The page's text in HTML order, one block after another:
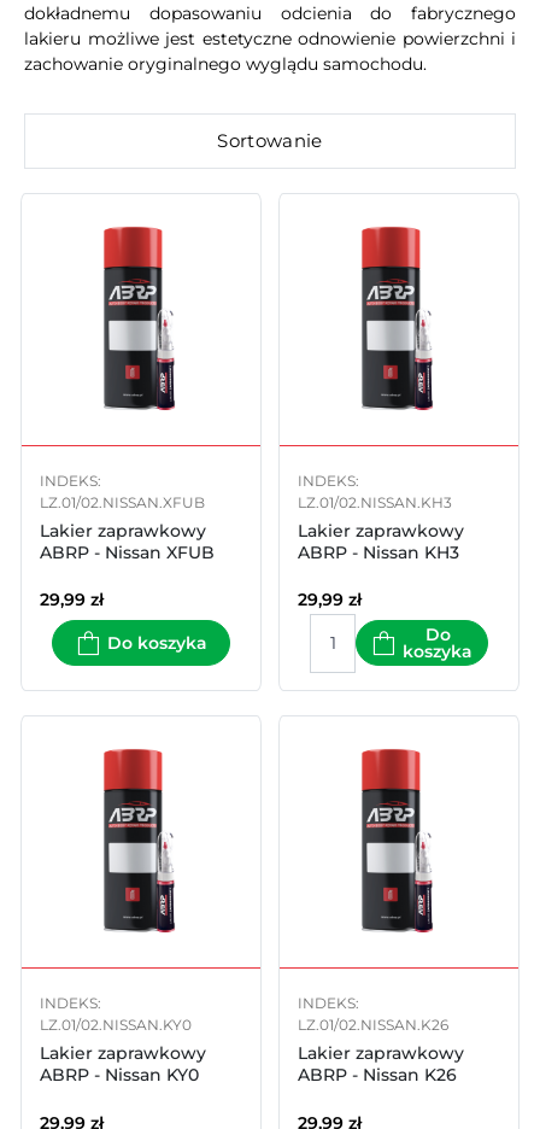
dokładnemu dopasowaniu odcienia do fabrycznego
lakieru możliwe jest estetyczne odnowienie powierzchni i
zachowanie oryginalnego wyglądu samochodu.
Sortowanie
INDEKS:
LZ.01/02.NISSAN.XFUB
Lakier zaprawkowy
ABRP - Nissan XFUB
29,99 zł
Do koszyka
INDEKS:
LZ.01/02.NISSAN.KH3
Lakier zaprawkowy
ABRP - Nissan KH3
29,99 zł
Do
koszyka
INDEKS:
LZ.01/02.NISSAN.KY0
Lakier zaprawkowy
ABRP - Nissan KY0
29,99 zł
INDEKS:
LZ.01/02.NISSAN.K26
Lakier zaprawkowy
ABRP - Nissan K26
29,99 zł